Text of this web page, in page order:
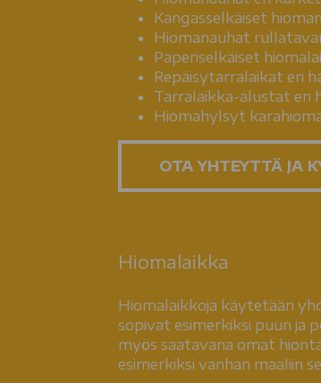
Kangasselkäiset
Hiomanauhat
Paperiselkäiset
Repäisytarralaikat eri
Tarralaikka-alustat eri
Hiomahylsyt
OTA YHTEYTTÄ JA
Hiomalaikka
Hiomalaikkoja käytetään
sopivat esimerkiksi puun ja
myös saatavana omat
esimerkiksi vanhan maaliin